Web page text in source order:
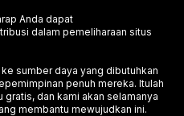
Anda dapat
dalam pemeliharaan situs
sumber daya yang dibutuhkan
penuh mereka. Itulah
dan kami akan selamanya
membantu mewujudkan ini.